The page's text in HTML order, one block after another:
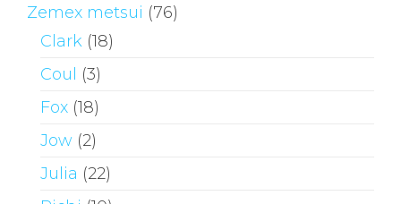
Zemex metsui (76)
Clark (18)
Coul
(3)
Fox (18)
Jow (2)
Julia (22)